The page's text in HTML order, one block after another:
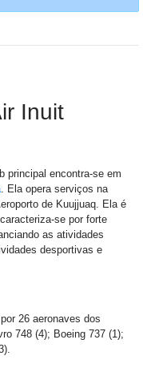
Inuit
principal encontra-se em
. Ela opera serviços na
de Kuujjuaq. Ela é
se por forte
as atividades
desportivas e
26 aeronaves dos
748 (4); Boeing 737 (1);